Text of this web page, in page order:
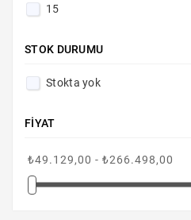
15
STOK DURUMU
Stokta yok
FIYAT
₺49.129,00 - ₺266.498,00